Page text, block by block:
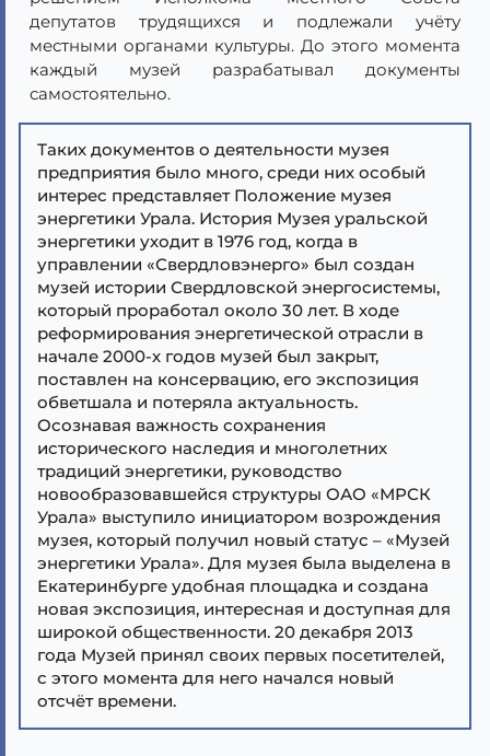
депутатов трудящихся и подлежали учёту
местными органами культуры. До этого момента
каждый музей разрабатывал документы
самостоятельно.
Таких документов о деятельности музея
предприятия было много, среди них особый
интерес представляет Положение музея
энергетики Урала. История Музея уральской
энергетики уходит в 1976 год, когда в
управлении «Свердловэнерго» был создан
музей истории Свердловской энергосистемы,
который проработал около 30 лет. В ходе
реформирования энергетической отрасли в
начале 2000-х годов музей был закрыт,
поставлен на консервацию, его экспозиция
обветшала и потеряла актуальность.
Осознавая важность сохранения
исторического наследия и многолетних
традиций энергетики, руководство
новообразовавшейся структуры ОАО «МРСК
Урала» выступило инициатором возрождения
музея, который получил новый статус – «Музей
энергетики Урала». Для музея была выделена в
Екатеринбурге удобная площадка и создана
новая экспозиция, интересная и доступная для
широкой общественности. 20 декабря 2013
года Музей принял своих первых посетителей,
с этого момента для него начался новый
отсчёт времени.